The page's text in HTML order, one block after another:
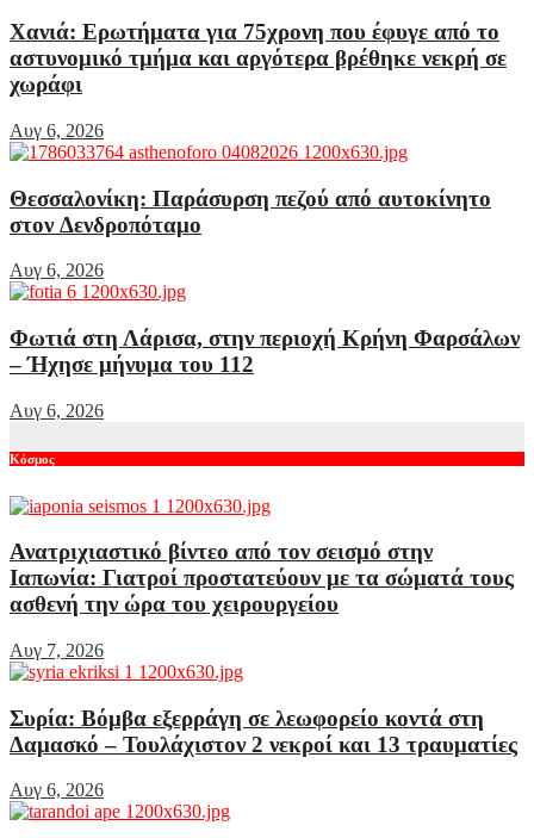
Χανιά: Ερωτήματα για 75χρονη που έφυγε από το
αστυνομικό τμήμα και αργότερα βρέθηκε νεκρή σε
χωράφι
Αυγ 6, 2026
Θεσσαλονίκη: Παράσυρση πεζού από αυτοκίνητο
στον Δενδροπόταμο
Αυγ 6, 2026
Φωτιά στη Λάρισα, στην περιοχή Κρήνη Φαρσάλων
– Ήχησε μήνυμα του 112
Αυγ 6, 2026
Κόσμος
Ανατριχιαστικό βίντεο από τον σεισμό στην
Ιαπωνία: Γιατροί προστατεύουν με τα σώματά τους
ασθενή την ώρα του χειρουργείου
Αυγ 7, 2026
Συρία: Βόμβα εξερράγη σε λεωφορείο κοντά στη
Δαμασκό – Τουλάχιστον 2 νεκροί και 13 τραυματίες
Αυγ 6, 2026